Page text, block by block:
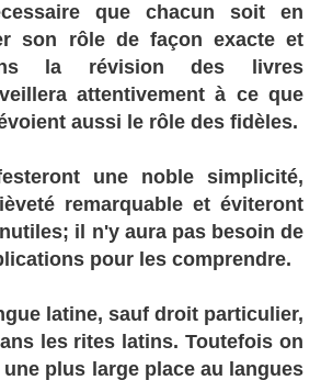
que chacun soit en
son rôle de façon exacte et
la révision des livres
attentivement à ce que
aussi le rôle des fidèles.
une noble simplicité,
remarquable et éviteront
il n'y aura pas besoin de
pour les comprendre.
latine, sauf droit particulier,
les rites latins. Toutefois on
plus large place au langues